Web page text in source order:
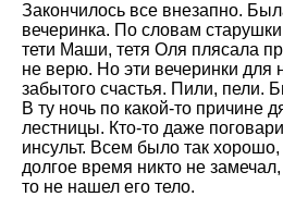
Закончилось все внезапно.
вечеринка. По словам
тети Маши, тетя Оля плясала
не верю. Но эти вечеринки для
забытого счастья. Пили, пели.
В ту ночь по какой-то причине
лестницы. Кто-то даже
инсульт. Всем было так хорошо,
долгое время никто не
то не нашел его тело.